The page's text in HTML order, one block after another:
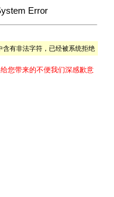
Error
含有非法字符，已经被系统拒绝
您带来的不便我们深感歉意